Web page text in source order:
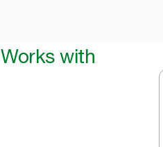
Works with